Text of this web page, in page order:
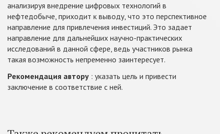
анализируя внедрение цифровых технологий в
нефтедобыче, приходит к выводу, что это перспективное
направление для привлечения инвестиций. Это задает
направление для дальнейших научно-практических
исследований в данной сфере, ведь участников рынка
такая возможность непременно заинтересует.
Рекомендация автору : указать цель и привести
заключение в соответствие с ней.